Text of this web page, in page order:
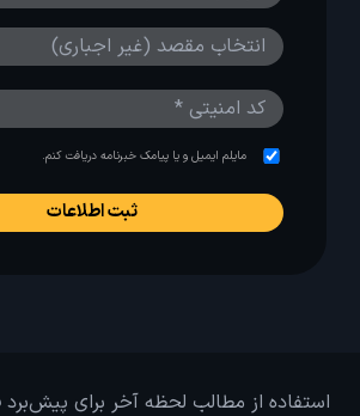
مایلم ایمیل و یا پیامک خبرنامه دریافت کنم.
استفاده از مطالب لحظه آخر برای